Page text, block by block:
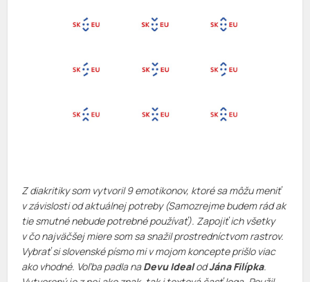
Z diakritiky som vytvoril 9 emotikonov, ktoré sa môžu meniť
v závislosti od aktuálnej potreby (Samozrejme budem rád ak
tie smutné nebude potrebné používať). Zapojiť ich všetky
v čo najväčšej miere som sa snažil prostredníctvom rastrov.
Vybrať si slovenské písmo mi v mojom koncepte prišlo viac
ako vhodné. Voľba padla naDevu IdealodJána Filípka.